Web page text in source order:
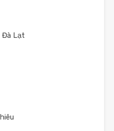
Đà Lạt